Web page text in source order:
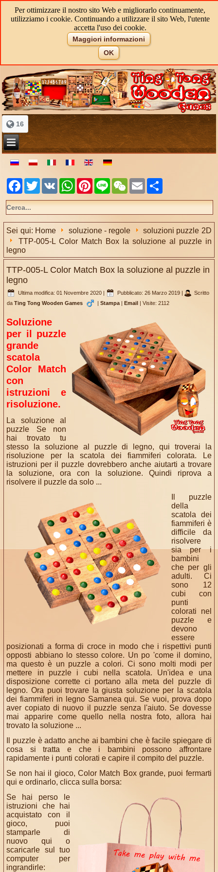
Per ottimizzare il nostro sito Web e migliorarlo continuamente,
utilizziamo i cookie. Continuando a utilizzare il sito Web, l'utente
accetta l'uso dei cookie.
Maggiori informazioni
OK
16
Facebook
TwitterVK WhatsAppPinterest
Line WeChatEmail
Sei qui: Home soluzione - regole
soluzioni puzzle 2D
TTP-005-L Color Match Box la soluzione al puzzle in
legno
TTP-005-L Color Match Box la soluzione al puzzle in
legno
Ultima modifica: 01 Novembre 2020 | Pubblicato: 26 Marzo 2019 |
Scritto
daTing Tong Wooden Games | Stampa | Email | Visite: 2112
Soluzione
per il puzzle
grande
scatola
Color Match
con
istruzioni e
risoluzione.
La soluzione al
puzzle Se non
hai trovato tu
stesso la soluzione al puzzle di legno, qui troverai la
risoluzione per la scatola dei fiammiferi colorata. Le
istruzioni per il puzzle dovrebbero anche aiutarti a trovare
la soluzione, ora con la soluzione. Quindi riprova a
risolvere il puzzle da solo ...
Il puzzle
della
scatola dei
fiammiferi è
difficile da
risolvere
sia per i
bambini
che per gli
adulti. Ci
sono 12
cubi con
punti
colorati nel
puzzle e
devono
essere
posizionati a forma di croce in modo che i rispettivi punti
opposti abbiano lo stesso colore. Un po 'come il domino,
ma questo è un puzzle a colori. Ci sono molti modi per
mettere in puzzle i cubi nella scatola. Un'idea e una
disposizione corrette ci portano alla meta del puzzle di
legno. Ora puoi trovare la giusta soluzione per la scatola
dei fiammiferi in legno Samanea qui. Se vuoi, prova dopo
aver copiato di nuovo il puzzle senza l'aiuto. Se dovesse
mai apparire come quello nella nostra foto, allora hai
trovato la soluzione ...
Il puzzle è adatto anche ai bambini che è facile spiegare di
cosa si tratta e che i bambini possono affrontare
rapidamente i punti colorati e capire il compito del puzzle.
Se non hai il gioco, Color Match Box grande, puoi fermarti
qui e ordinarlo, clicca sulla borsa:
Se hai perso le
istruzioni che hai
acquistato con il
gioco, puoi
stamparle di
nuovo qui o
scaricarle sul tuo
computer per
ingrandirle: